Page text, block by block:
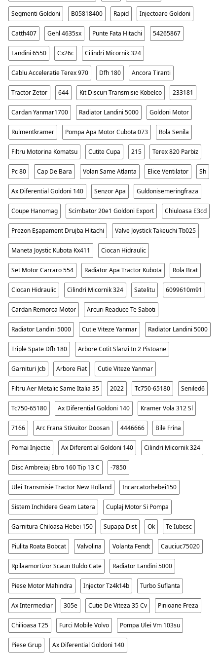
Segmenti Goldoni B05818400 Rapid Injectoare Goldoni
Catth407 Gehl 4635sx Punte Fata Hitachi 54265867
Landini 6550 Cx26c Cilindri Micornik 324
Cablu Acceleratie Terex 970 Dfh 180 Ancora Tiranti
Tractor Zetor 644 Kit Discuri Transmisie Kobelco 233181
Cardan Yanmar1700 Radiator Landini 5000 Goldoni Motor
Rulmentkramer Pompa Apa Motor Cubota 073 Rola Senila
Filtru Motorina Komatsu Cutite Cupa 215 Terex 820 Parbiz
Pc 80 Cap De Bara Volan Same Atlanta Elice Ventilator Sh
Ax Diferential Goldoni 140 Senzor Apa Guldonisemeringfraza
Coupe Hanomag Scimbator 20e1 Goldoni Export Chiuloasa E3cd
Prezon Eșapament Drujba Hitachi Valve Joystick Takeuchi Tb025
Maneta Joystic Kubota Kx411 Ciocan Hidraulic
Set Motor Carraro 554 Radiator Apa Tractor Kubota Rola Brat
Ciocan Hidraulic Cilindri Micornik 324 Satelitu 6099610m91
Cardan Remorca Motor Arcuri Readuce Te Saboti
Radiator Landini 5000 Cutie Viteze Yanmar Radiator Landini 5000
Triple Spate Dfh 180 Arbore Cotit Slanzi In 2 Pistoane
Garnituri Jcb Arbore Fiat Cutie Viteze Yanmar
Filtru Aer Metalic Same Italia 35 2022 Tc750-65180 Seniled6
Tc750-65180 Ax Diferential Goldoni 140 Kramer Vola 312 Sl
7166 Arc Frana Stivuitor Doosan 4446666 Bile Frina
Pomai Injectie Ax Diferential Goldoni 140 Cilindri Micornik 324
Disc Ambreiaj Ebro 160 Tip 13 C -7850
Ulei Transmisie Tractor New Holland Incarcatorhebei150
Sistem Inchidere Geam Latera Cuplaj Motor Si Pompa
Garnitura Chiloasa Hebei 150 Supapa Dist Ok Te Iubesc
Piulita Roata Bobcat Valvolina Volanta Fendt Cauciuc75020
Rpilaamortizor Scaun Buldo Cate Radiator Landini 5000
Piese Motor Mahindra Injector Tz4k14b Turbo Suflanta
Ax Intermediar 305e Cutie De Viteza 35 Cv Pinioane Freza
Chilioasa T25 Furci Mobile Volvo Pompa Ulei Vm 103su
Piese Grup Ax Diferential Goldoni 140